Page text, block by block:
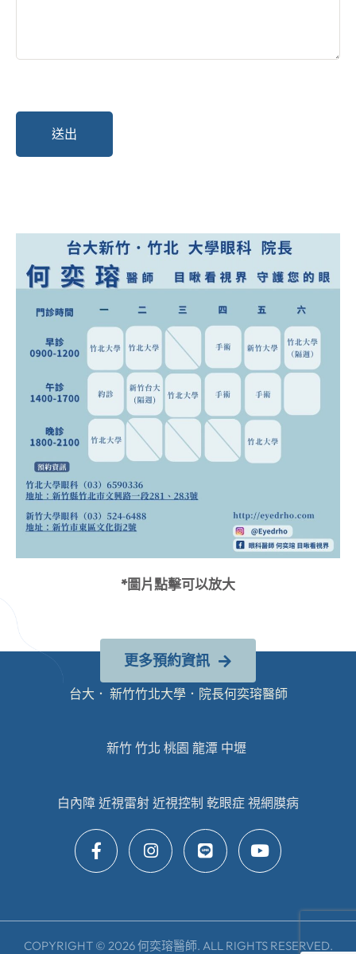
*圖片點擊可以放大
更多預約資訊
台大． 新竹竹北大學．院長何奕瑢醫師
新竹 竹北 桃園 龍潭 中壢
白內障 近視雷射 近視控制 乾眼症 視網膜病
COPYRIGHT © 2026 何奕瑢醫師. ALL RIGHTS RESERVED.